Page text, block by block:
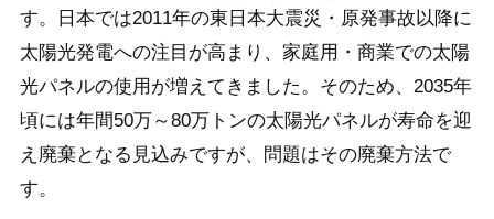
す。日本では2011年の東日本大震災・原発事故以降に
太陽光発電への注目が高まり、家庭用・商業での太陽
光パネルの使用が増えてきました。そのため、2035年
頃には年間50万～80万トンの太陽光パネルが寿命を迎
え廃棄となる見込みですが、問題はその廃棄方法で
す。